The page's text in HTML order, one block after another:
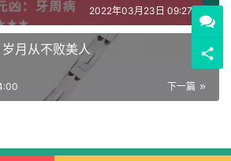
2022年03月23日 09:27:00
月从不败美人
下一篇